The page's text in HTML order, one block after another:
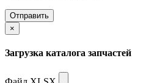
Отправить
×
Загрузка каталога запчастей